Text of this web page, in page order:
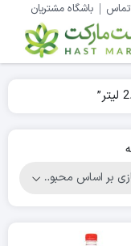
تماس باشگاه مشتریان
Sorted
popularity